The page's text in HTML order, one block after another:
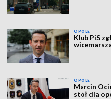
OPOLE
Klub PiS
OPOLE
Marcin
stół dla